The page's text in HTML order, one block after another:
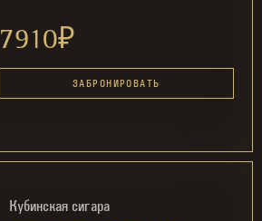
7910₽
ЗАБРОНИРОВАТЬ
Кубинская сигара